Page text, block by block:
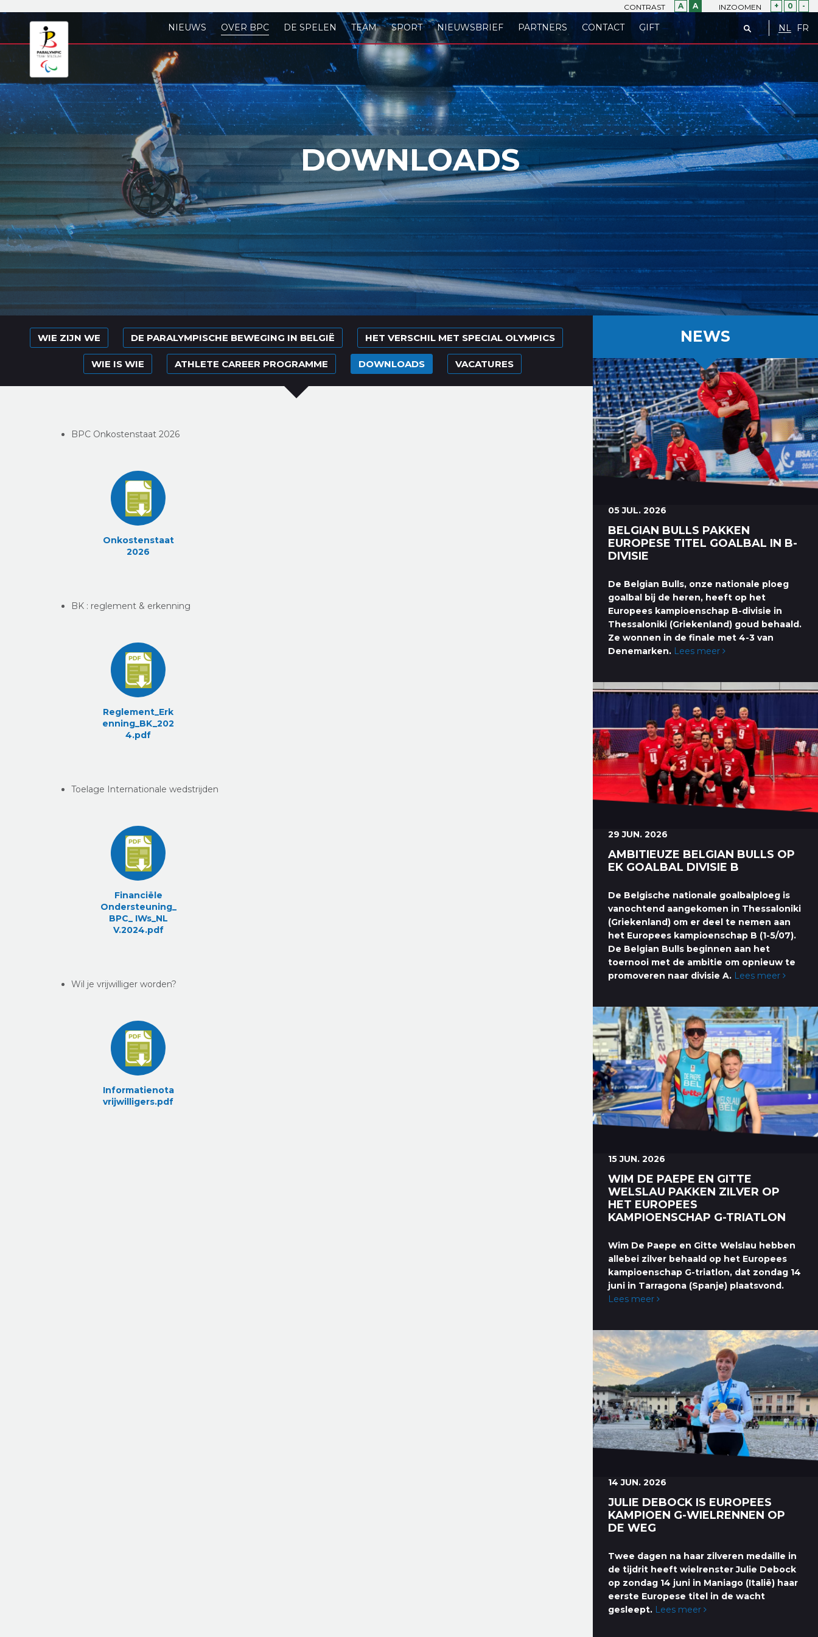
CONTRAST A A INZOOMEN + 0 -
NL FR
NIEUWS OVER BPC DE SPELEN TEAM SPORT NIEUWSBRIEF PARTNERS CONTACT GIFT
DOWNLOADS
WIE ZIJN WE DE PARALYMPISCHE BEWEGING IN BELGIË HET VERSCHIL MET SPECIAL OLYMPICS
WIE IS WIE ATHLETE CAREER PROGRAMME DOWNLOADS VACATURES
BPC Onkostenstaat 2026
Onkostenstaat
2026
BK : reglement & erkenning
Reglement_Erk
enning_BK_202
4.pdf
Toelage Internationale wedstrijden
Financiële
Ondersteuning_
BPC_ IWs_NL
V.2024.pdf
Wil je vrijwilliger worden?
Informatienota
vrijwilligers.pdf
NEWS
05 JUL. 2026
BELGIAN BULLS PAKKEN
EUROPESE TITEL GOALBAL IN B-
DIVISIE
De Belgian Bulls, onze nationale ploeg
goalbal bij de heren, heeft op het
Europees kampioenschap B-divisie in
Thessaloniki (Griekenland) goud behaald.
Ze wonnen in de finale met 4-3 van
Denemarken. Lees meer
29 JUN. 2026
AMBITIEUZE BELGIAN BULLS OP
EK GOALBAL DIVISIE B
De Belgische nationale goalbalploeg is
vanochtend aangekomen in Thessaloniki
(Griekenland) om er deel te nemen aan
het Europees kampioenschap B (1-5/07).
De Belgian Bulls beginnen aan het
toernooi met de ambitie om opnieuw te
promoveren naar divisie A. Lees meer
15 JUN. 2026
WIM DE PAEPE EN GITTE
WELSLAU PAKKEN ZILVER OP
HET EUROPEES
KAMPIOENSCHAP G-TRIATLON
Wim De Paepe en Gitte Welslau hebben
allebei zilver behaald op het Europees
kampioenschap G-triatlon, dat zondag 14
juni in Tarragona (Spanje) plaatsvond.
Lees meer
14 JUN. 2026
JULIE DEBOCK IS EUROPEES
KAMPIOEN G-WIELRENNEN OP
DE WEG
Twee dagen na haar zilveren medaille in
de tijdrit heeft wielrenster Julie Debock
op zondag 14 juni in Maniago (Italië) haar
eerste Europese titel in de wacht
gesleept. Lees meer